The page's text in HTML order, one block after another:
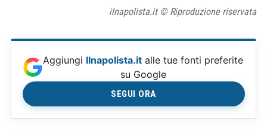
ilnapolista.it © Riproduzione riservata
Aggiungi Ilnapolista.it alle tue fonti preferite
su Google
SEGUI ORA